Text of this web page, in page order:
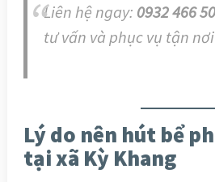
Liên hệ ngay: 0932 466
tư vấn và phục vụ tận
Lý do nên hút bể
tại xã Kỳ Khang